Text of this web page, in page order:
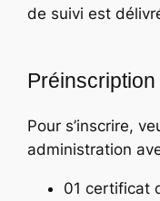
de suivi est
Préinscription
Pour s’inscrire,
administration
01 certificat